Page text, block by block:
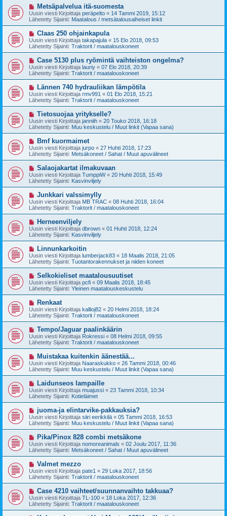
v
e
s
t
U
u
s
i
e
s
t
Metsäpalvelua itä-suomesta
Uusin viesti Kirjoittaja peräpelto « 14 Tammi 2019, 15:12
Lähetetty Sijainti: Maatalous / metsätalousaiheiset linkit
U
u
s
i
e
s
t
Claas 250 ohjainkapula
Uusin viesti Kirjoittaja takapajula « 15 Elo 2018, 09:53
Lähetetty Sijainti: Traktorit / maatalouskoneet
U
u
s
i
v
e
s
t
Case 5130 plus ryömintä vaihteiston ongelma?
Uusin viesti Kirjoittaja lauriy « 07 Elo 2018, 20:39
Lähetetty Sijainti: Traktorit / maatalouskoneet
U
u
s
i
v
e
s
t
Lännen 740 hydrauliikan lämpötila
Uusin viesti Kirjoittaja rmv991 « 01 Elo 2018, 15:21
Lähetetty Sijainti: Traktorit / maatalouskoneet
U
u
s
i
v
e
s
t
Tietosuojaa yritykselle?
Uusin viesti Kirjoittaja janniih « 20 Touko 2018, 16:18
Lähetetty Sijainti: Muu keskustelu / Muut linkit (Vapaa sana)
U
u
s
i
v
e
s
t
Bmf kuormaimet
Uusin viesti Kirjoittaja jurpo « 27 Huhti 2018, 17:23
Lähetetty Sijainti: Metsäkoneet / Sahat / Muut apuvälineet
U
u
s
i
e
s
t
Salaojakartat ilmakuvaan
Uusin viesti Kirjoittaja TumppiW« 20 Huhti 2018, 15:49
Lähetetty Sijainti: Kasvinviljely
U
u
s
i
v
e
s
t
Junkkari valssimylly
Uusin viesti Kirjoittaja MB TRAC « 08 Huhti 2018, 16:04
Lähetetty Sijainti: Traktorit / maatalouskoneet
U
u
s
i
v
e
s
t
Herneenviljely
Uusin viesti Kirjoittaja dbrown « 01 Huhti 2018, 12:24
Lähetetty Sijainti: Kasvinviljely
U
u
s
i
v
e
s
t
Linnunkarkoitin
Uusin viesti Kirjoittaja lumberjack83 « 18 Maalis 2018, 21:05
Lähetetty Sijainti: Tuotantorakennukset ja niiden koneet
U
u
s
i
v
e
s
t
Selkokieliset maatalousuutiset
Uusin viesti Kirjoittaja pcfi « 09 Maalis 2018, 18:45
Lähetetty Sijainti: Yleinen maatalouskeskustelu
U
u
s
i
v
e
s
t
Renkaat
Uusin viesti Kirjoittaja kallioj82 « 20 Helmi 2018, 18:24
Lähetetty Sijainti: Traktorit / maatalouskoneet
U
u
s
i
v
e
s
t
Tempo/Jaguar paalinkäärin
Uusin viesti Kirjoittaja Rokressi « 08 Helmi 2018, 09:55
Lähetetty Sijainti: Traktorit / maatalouskoneet
U
u
s
i
v
e
s
t
Muistakaa kuitenkin äänestää...
Uusin viesti Kirjoittaja Naaraskukko « 26 Tammi 2018, 00:46
Lähetetty Sijainti: Muu keskustelu / Muut linkit (Vapaa sana)
U
u
s
i
v
e
s
t
Laidunseos lampaille
Uusin viesti Kirjoittaja muajussi « 23 Tammi 2018, 10:34
Lähetetty Sijainti: Kotieläimet
U
u
s
i
v
e
s
t
juoma-ja elintarvike-pakkauksia?
Uusin viesti Kirjoittaja siiri eerikkilä « 05 Tammi 2018, 16:53
Lähetetty Sijainti: Muu keskustelu / Muut linkit (Vapaa sana)
U
u
s
i
v
e
s
t
Pika/Pinox 828 combi metsäkone
Uusin viesti Kirjoittaja nomoreanimals « 02 Joulu 2017, 11:36
Lähetetty Sijainti: Metsäkoneet / Sahat / Muut apuvälineet
U
u
s
i
e
s
t
Valmet mezzo
Uusin viesti Kirjoittaja pate1 « 29 Loka 2017, 18:56
Lähetetty Sijainti: Traktorit / maatalouskoneet
U
u
s
i
v
Case 4210 vaihteet/suunnanvaihto takkuaa?
Uusin viesti Kirjoittaja TL-100 « 18 Loka 2017, 12:36
Lähetetty Sijainti: Traktorit / maatalouskoneet